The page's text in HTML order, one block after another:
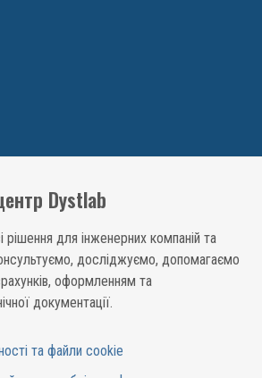
Dystlab
для інженерних компаній та
досліджуємо, допомагаємо
оформленням та
документації.
та файли cookie